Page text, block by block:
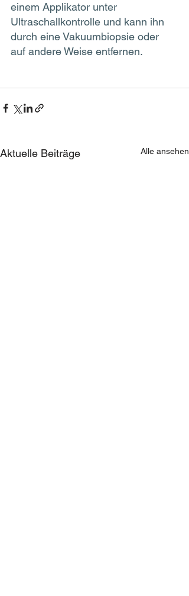
einem Applikator unter
Ultraschallkontrolle und kann ihn
durch eine Vakuumbiopsie oder
auf andere Weise entfernen.
Aktuelle Beiträge Alle ansehen